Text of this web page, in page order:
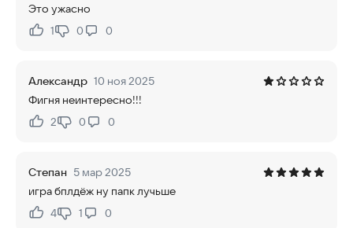
Это ужасно
Нравится:
1Не нравится:
0 0
Александр 10 ноя 2025
Фигня неинтересно!!!
Нравится:
2Не нравится:
0 0
Степан 5 мар 2025
игра бплдёж ну папк лучьше
Нравится:
4Не нравится:
1 0